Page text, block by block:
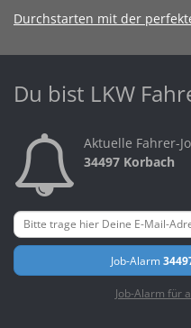
Durchstarten mit der
Du bist LKW
Aktuelle Fahrer-
34497 Korbach
Job-Alarm
Job-Alarm für